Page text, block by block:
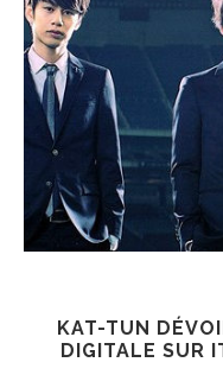
KAT-TUN
DIGITALE SUR